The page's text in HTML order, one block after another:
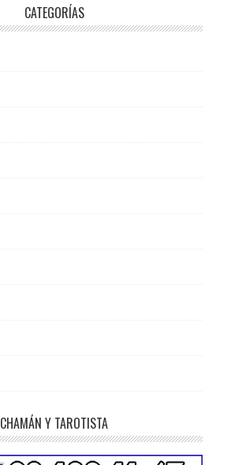
CATEGORÍAS
CHAMÁN Y TAROTISTA